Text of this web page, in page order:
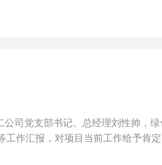
司党支部书记、总经理刘性帅，
作汇报，对项目当前工作给予肯